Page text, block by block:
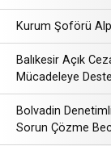
Kurum Şoförü
Balıkesir Açık
Mücadeleye
Bolvadin
Sorun Çözme